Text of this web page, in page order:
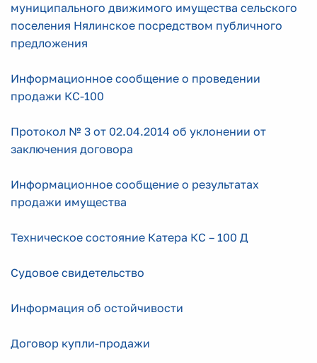
муниципального движимого имущества сельского
поселения Нялинское посредством публичного
предложения
Информационное сообщение о проведении
продажи КС-100
Протокол № 3 от 02.04.2014 об уклонении от
заключения договора
Информационное сообщение о результатах
продажи имущества
Техническое состояние Катера КС – 100 Д
Судовое свидетельство
Информация об остойчивости
Договор купли-продажи